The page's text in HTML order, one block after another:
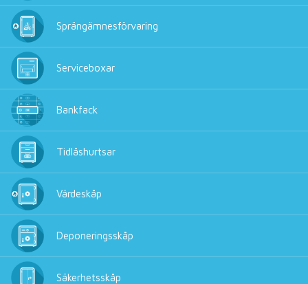
Sprängämnesförvaring
Serviceboxar
Bankfack
Tidlåshurtsar
Värdeskåp
Deponeringsskåp
Säkerhetsskåp